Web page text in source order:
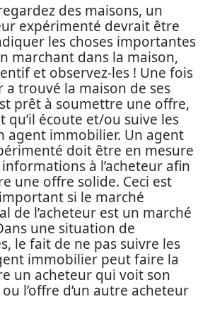
des maisons, un
expérimenté devrait être
les choses importantes
marchant dans la maison,
et observez-les ! Une fois
a trouvé la maison de ses
prêt à soumettre une offre,
qu’il écoute et/ou suive les
agent immobilier. Un agent
doit être en mesure
à l’acheteur afin
une offre solide. Ceci est
si le marché
de l’acheteur est un marché
une situation de
le fait de ne pas suivre les
immobilier peut faire la
un acheteur qui voit son
l’offre d’un autre acheteur